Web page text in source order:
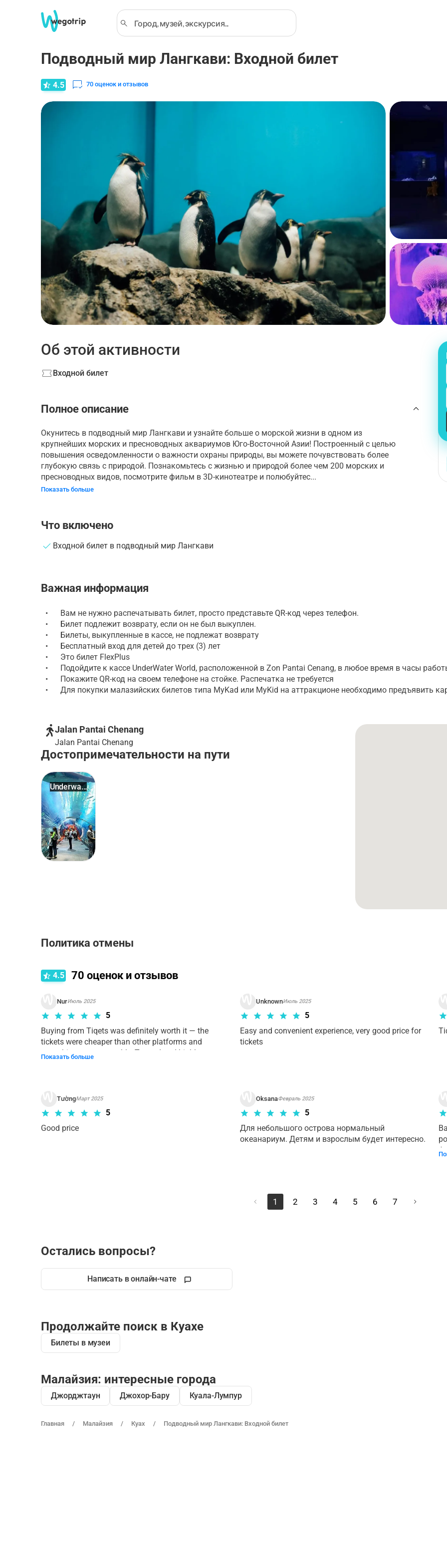
Главная Малайзия Куах Подводный мир Лангкави: Входной билет
Подводный мир Лангкави: Входной билет
4.5 70 оценок и отзывов
Об этой активности
Входной билет
Полное описание
Окунитесь в подводный мир Лангкави и узнайте больше о морской жизни в одном из
крупнейших морских и пресноводных аквариумов Юго-Восточной Азии! Построенный с целью
повышения осведомленности о важности охраны природы, вы можете почувствовать более
глубокую связь с природой. Познакомьтесь с жизнью и природой более чем 200 морских и
пресноводных видов, посмотрите фильм в 3D-кинотеатре и полюбуйтес...
Показать больше
Что включено
Входной билет в подводный мир Лангкави
Важная информация
•
Вам не нужно распечатывать билет, просто представьте QR-код через телефон.
•
Билет подлежит возврату, если он не был выкуплен.
•
Билеты, выкупленные в кассе, не подлежат возврату
•
Бесплатный вход для детей до трех (3) лет
•
Это билет FlexPlus
•
Подойдите к кассе UnderWater World, расположенной в Zon Pantai Cenang, в любое время в часы
•
Покажите QR-код на своем телефоне на стойке. Распечатка не требуется
•
Для покупки малазийских билетов типа MyKad или MyKid на аттракционе необходимо предъявить
Jalan Pantai Chenang
Jalan Pantai Chenang
Достопримечательности на пути
Underwa...
Политика отмены
4.5
70 оценок и отзывов
NurИюль 2025
5
Buying from Tiqets was definitely worth it — the
tickets were cheaper than other platforms and
everything went smoothly. Trusted and highly
Показать больше
UnknownИюль 2025
5
Easy and convenient experience, very good price for
tickets
TườngМарт 2025
5
Good price
OksanaФевраль 2025
5
Для небольшого острова нормальный
океанариум. Детям и взрослым будет интересно.
1 2 3 4 5 6 7
Остались вопросы?
Написать в онлайн-чате
Продолжайте поиск в Куахе
Билеты в музеи
Малайзия: интересные города
Джорджтаун Джохор-Бару Куала-Лумпур